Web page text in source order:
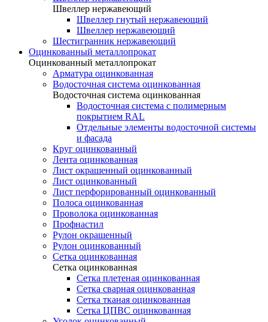
Швеллер нержавеющий
Швеллер гнутый нержавеющий
Швеллер нержавеющий
Шестигранник нержавеющий
Оцинкованный металлопрокат
Оцинкованный металлопрокат
Арматура оцинкованная
Водосточная система оцинкованная
Водосточная система оцинкованная
Водосточная система с полимерным
покрытием RAL
Отдельные элементы водосточной системы
и фасада
Круг оцинкованный
Лента оцинкованная
Лист окрашенный оцинкованный
Лист оцинкованный
Лист перфорированный оцинкованный
Полоса оцинкованная
Проволока оцинкованная
Профнастил
Рулон окрашенный
Рулон оцинкованный
Сетка оцинкованная
Сетка оцинкованная
Сетка плетеная оцинкованная
Сетка сварная оцинкованная
Сетка тканая оцинкованная
Сетка ЦПВС оцинкованная